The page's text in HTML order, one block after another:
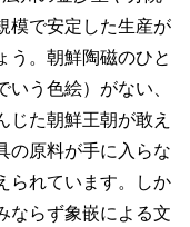
模で安定した生産が
う。朝鮮陶磁のひと
う色絵）がない、
じた朝鮮王朝が敢え
の原料が手に入らな
られています。しか
ならず象嵌による文